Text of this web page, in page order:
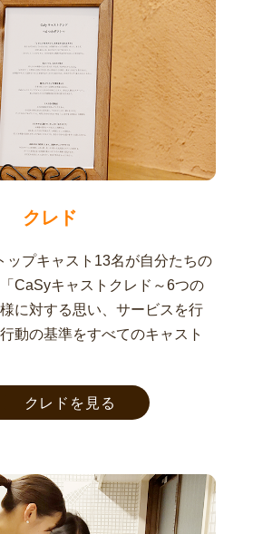
クレド
ップキャスト13名が自分たちの
CaSyキャストクレド～6つの
に対する思い、サービスを行
動の基準をすべてのキャスト
クレドを見る